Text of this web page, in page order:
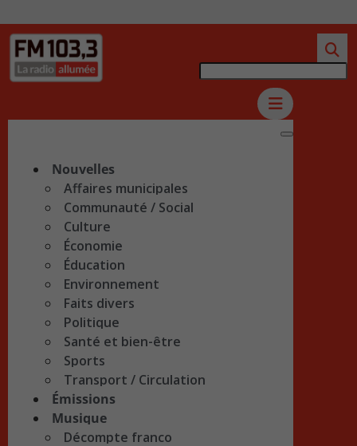
Nouvelles
Affaires municipales
Communauté / Social
Culture
Économie
Éducation
Environnement
Faits divers
Politique
Santé et bien-être
Sports
Transport / Circulation
Émissions
Musique
Décompte franco